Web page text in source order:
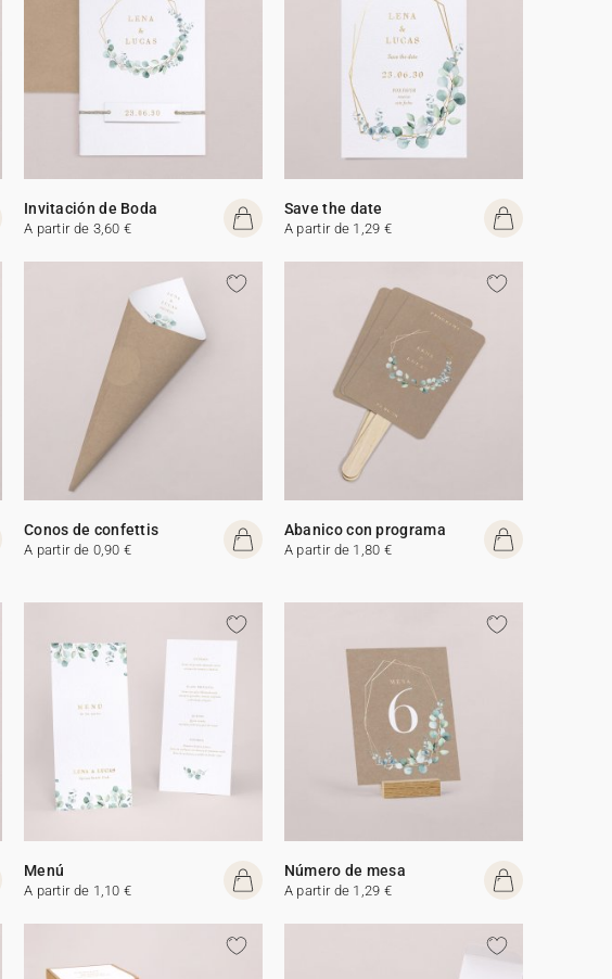
Invitación de Boda
A partir de 3,60 €
Save the date
A partir de 1,29 €
Conos de confettis
A partir de 0,90 €
Abanico con programa
A partir de 1,80 €
Menú
A partir de 1,10 €
Número de mesa
A partir de 1,29 €